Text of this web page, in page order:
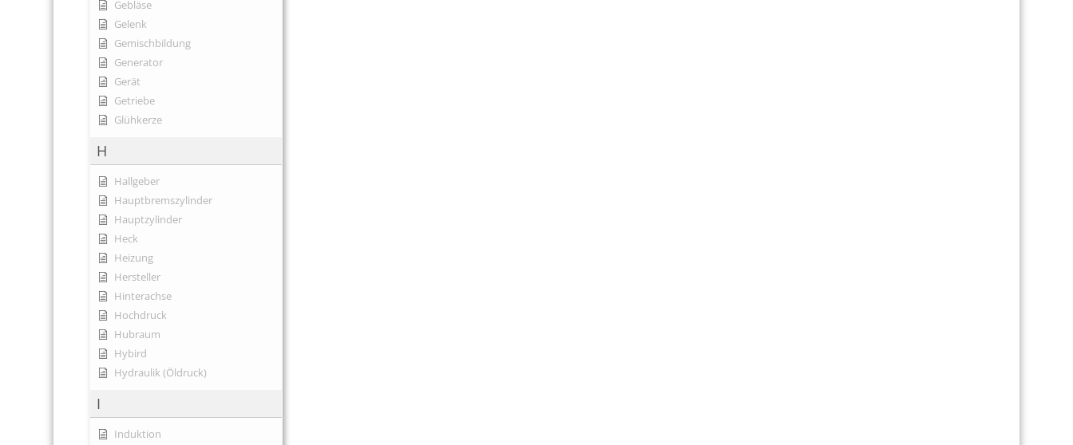
Gebläse
Gelenk
Gemischbildung
Generator
Gerät
Getriebe
Glühkerze
H
Hallgeber
Hauptbremszylinder
Hauptzylinder
Heck
Heizung
Hersteller
Hinterachse
Hochdruck
Hubraum
Hybird
Hydraulik (Öldruck)
I
Induktion